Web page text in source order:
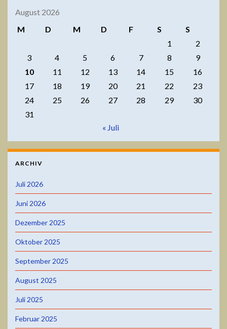
August 2026
M
D M D F S
S
1
2
3
4 5 6 7 8
9
10
11 12 13 14 15
16
17
18 19 20 21 22
23
24
25 26 27 28 29
30
31
« Juli
ARCHIV
Juli 2026
Juni 2026
Dezember 2025
Oktober 2025
September 2025
August 2025
Juli 2025
Februar 2025